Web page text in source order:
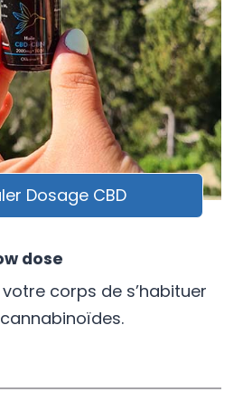
dose
corps de s’habituer
Dosage CBD